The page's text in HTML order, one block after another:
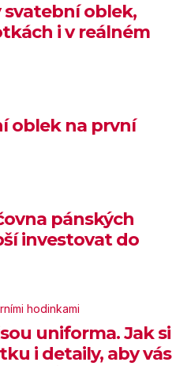
oblek,
i v reálném
oblek na první
pánských
investovat do
uniforma. Jak si
i detaily, aby vás